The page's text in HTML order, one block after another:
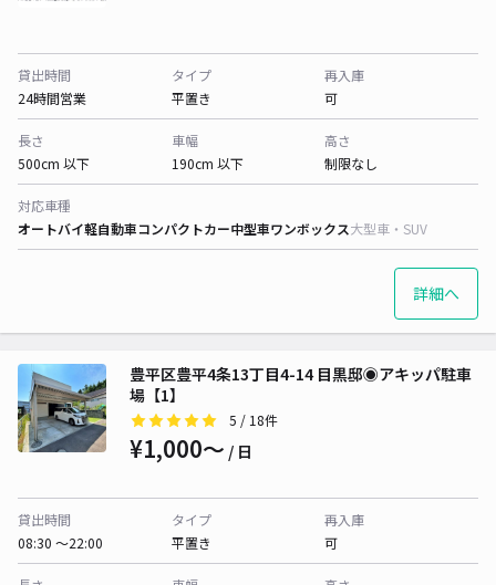
貸出時間
24時間営業
タイプ
平置き
再入庫
可
長さ
500cm 以下
車幅
190cm 以下
高さ
制限なし
対応車種
オートバイ軽自動車コンパクトカー中型車ワンボックス大型車・SUV
詳細へ
豊平区豊平4条13丁目4-14 目黒邸◉アキッパ駐車
場【1】
5 / 18件
¥1,000〜 / 日
貸出時間
08:30 〜22:00
タイプ
平置き
再入庫
可